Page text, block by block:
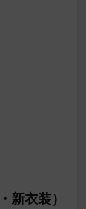
新衣装）